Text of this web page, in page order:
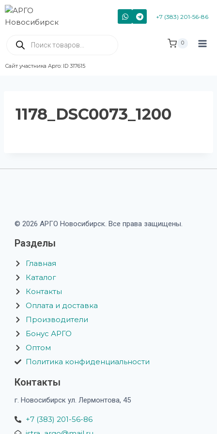
+7 (383) 201-56-86
Сайт участника Арго: ID 317615
0
1178_DSC0073_1200
© 2026 АРГО Новосибирск. Все права защищены.
Разделы
Главная
Каталог
Контакты
Оплата и доставка
Производители
Бонус АРГО
Оптом
Политика конфиденциальности
Контакты
г. Новосибирск ул. Лермонтова, 45
+7 (383) 201-56-86